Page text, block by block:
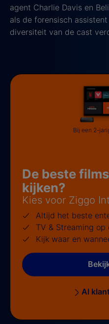
agent Charlie Davis en
als de forensisch
diversiteit van de cast
De beste
kijken?
Kies voor Ziggo
Altijd het beste
TV & Streaming op
Kijk waar en
Al
Bij een 2-